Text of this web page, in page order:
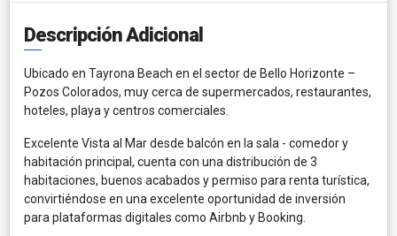
Descripción Adicional
Ubicado en Tayrona Beach en el sector de Bello Horizonte –
Pozos Colorados, muy cerca de supermercados, restaurantes,
hoteles, playa y centros comerciales.
Excelente Vista al Mar desde balcón en la sala - comedor y
habitación principal, cuenta con una distribución de 3
habitaciones, buenos acabados y permiso para renta turística,
convirtiéndose en una excelente oportunidad de inversión
para plataformas digitales como Airbnb y Booking.